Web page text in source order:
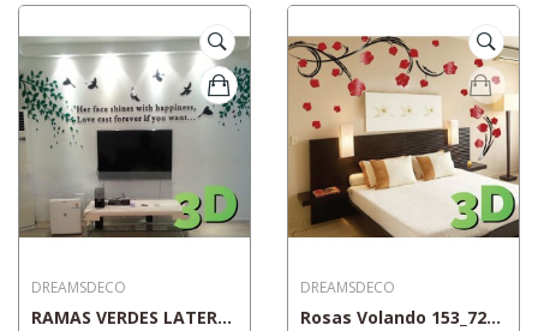
DREAMSDECO
RAMAS VERDES LATERALES CON PAJAROS
DREAMSDECO
Rosas Volando 153_72*200